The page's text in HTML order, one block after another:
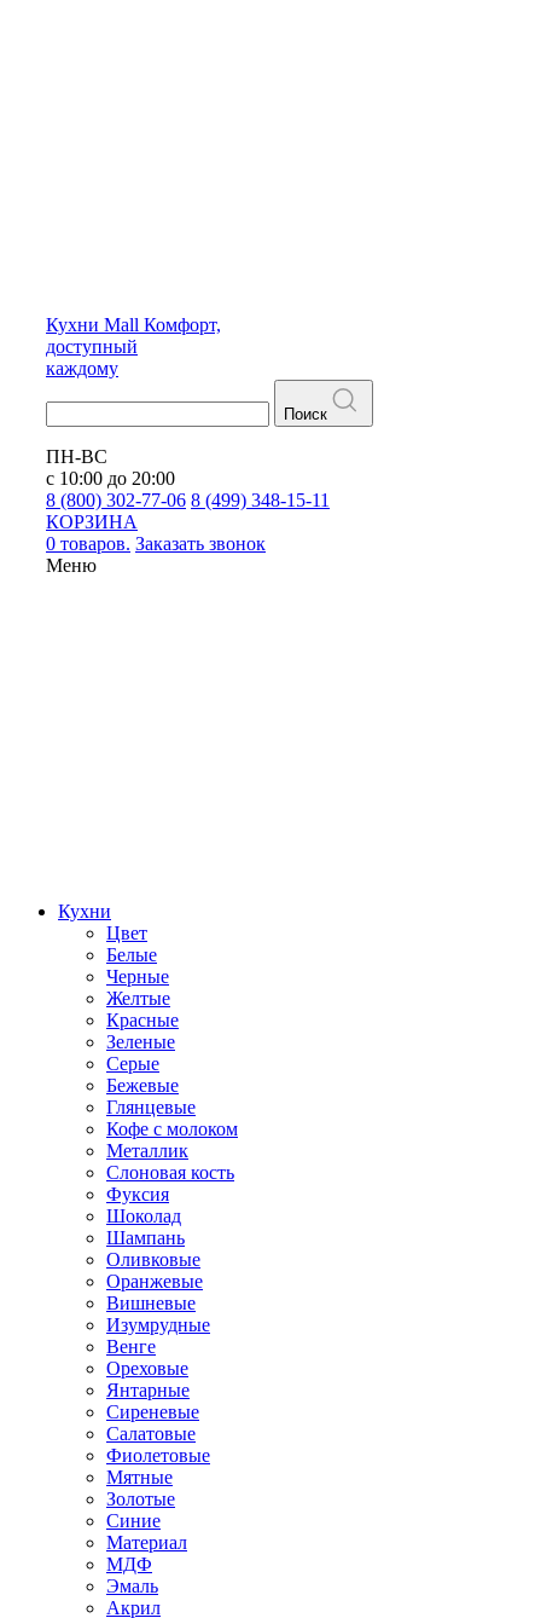
Кухни Mall Комфорт,
доступный
каждому
Поиск
ПН-ВС
с 10:00 до 20:00
8 (800) 302-77-06 8 (499) 348-15-11
КОРЗИНА
0 товаров. Заказать звонок
Меню
Кухни
Цвет
Белые
Черные
Желтые
Красные
Зеленые
Серые
Бежевые
Глянцевые
Кофе с молоком
Металлик
Слоновая кость
Фуксия
Шоколад
Шампань
Оливковые
Оранжевые
Вишневые
Изумрудные
Венге
Ореховые
Янтарные
Сиреневые
Салатовые
Фиолетовые
Мятные
Золотые
Синие
Материал
МДФ
Эмаль
Акрил